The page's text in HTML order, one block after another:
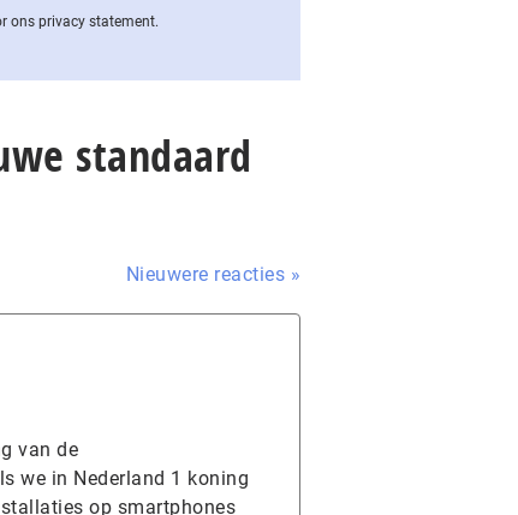
ons privacy statement.
standaard
Nieuwere reacties »
van de
we in Nederland 1 koning
op smartphones